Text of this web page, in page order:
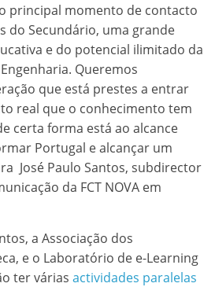
principal momento de contacto
do Secundário, uma grande
e do potencial ilimitado da
Queremos
que está prestes a entrar
real que o conhecimento tem
certa forma está ao alcance
Portugal e alcançar um
José Paulo Santos, subdirector
da FCT NOVA em
a Associação dos
e o Laboratório de e-Learning
ter várias actividades paralelas